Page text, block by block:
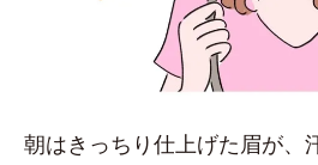
朝はきっちり仕上げた眉が、